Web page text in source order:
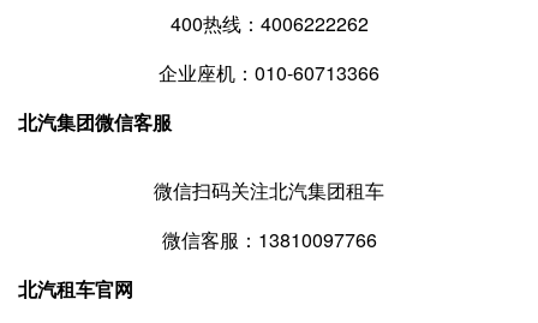
400热线：4006222262
企业座机：010-60713366
北汽集团微信客服
微信扫码关注北汽集团租车
微信客服：13810097766
北汽租车官网